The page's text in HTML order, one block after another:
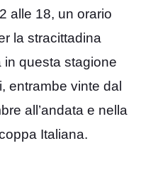
alle 18, un orario
la stracittadina
in questa stagione
entrambe vinte dal
all’andata e nella
Italiana.